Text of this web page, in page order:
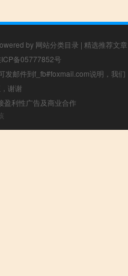
by 网站分类目录 | 精选推荐文章
ICP备05777852号
发邮件到f_fb#foxmail.com说明，我们
谢谢
盈利性广告及商业合作